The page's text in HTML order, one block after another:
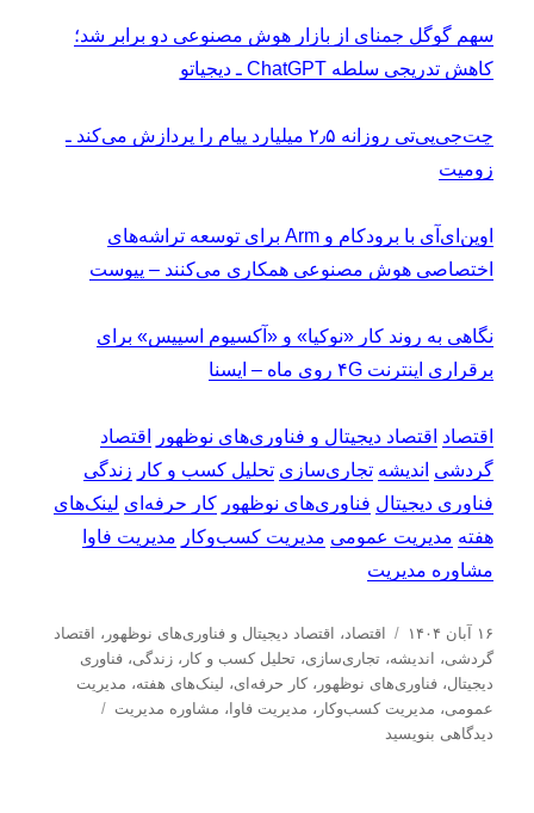
سهم گوگل جمنای از بازار هوش مصنوعی دو برابر شد؛
کاهش تدریجی سلطه ChatGPT ـ دیجیاتو
چت‌جی‌پی‌تی روزانه ۲٫۵ میلیارد پیام را پردازش می‌کند ـ
زومیت
اوپن‌ای‌آی با برودکام و Arm برای توسعه تراشه‌های
اختصاصی هوش مصنوعی همکاری می‌کنند – پیوست
نگاهی به روند کار «نوکیا» و «آکسیوم اسپیس» برای
برقراری اینترنت ۴G روی ماه – ایسنا
اقتصاد اقتصاد دیجیتال و فناوری‌های نوظهور
اقتصاد
گردشی اندیشه تجاری‌سازی تحلیل کسب و کار زندگی
فناوری دیجیتال فناوری‌های نوظهور کار حرفه‌ای لینک‌های
هفته مدیریت عمومی مدیریت کسب‌و‌کار مدیریت فاوا
مشاوره مدیریت
ا
ر
س
ا
ل
۱۶ آبان ۱۴۰۴
د
س
ت
ه‌
اقتصاد ، اقتصاد دیجیتال و فناوری‌های نوظهور ، اقتصاد
گردشی، اندیشه،تجاری‌سازی،تحلیل كسب و كار ،زندگی،فناوری
دیجیتال،فناوری‌های نوظهور ،کار حرفه‌ای، لینک‌های هفته، مدیریت
عمومی، مدیریت كسب‌و‌كار ، مدیریت فاوا، مشاوره مدیریت
دیدگاهی بنویسید